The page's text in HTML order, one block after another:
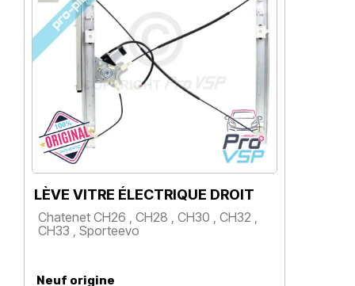
LÈVE VITRE ÉLECTRIQUE DROIT
Chatenet CH26 , CH28 , CH30 , CH32 ,
CH33 , Sporteevo
Neuf origine